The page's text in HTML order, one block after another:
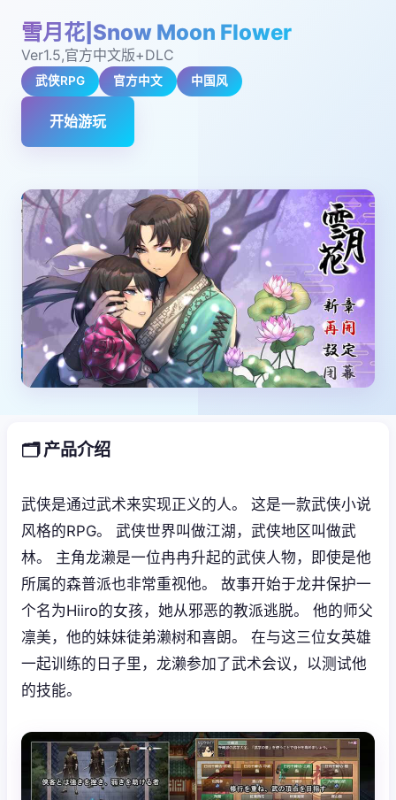
雪月花|Snow Moon Flower
Ver1.5,官方中文版+DLC
武侠RPG 官方中文 中国风
开始游玩
🗂️ 产品介绍
武侠是通过武术来实现正义的人。 这是一款武侠小说
风格的RPG。 武侠世界叫做江湖，武侠地区叫做武
林。 主角龙濑是一位冉冉升起的武侠人物，即使是他
所属的森普派也非常重视他。 故事开始于龙井保护一
个名为Hiiro的女孩，她从邪恶的教派逃脱。 他的师父
凛美，他的妹妹徒弟濑树和喜朗。 在与这三位女英雄
一起训练的日子里，龙濑参加了武术会议，以测试他
的技能。